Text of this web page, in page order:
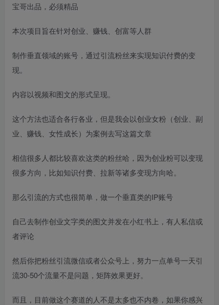
宝哥出品，必须精品
本次项目旨在针对创业、赚钱、创富等人群
制作垂直领域的账号，通过引流粉丝来实现知识付费的变
现。
内容以视频和图文的形式呈现。
这个方法也适合各行各业，但是我会以创业女粉（创业、副
业、赚钱、女性成长）为案例去写这篇文章
相信很多人都比较喜欢这类的粉丝哈，因为创业粉可以变现
很多方向，比如知识付费、拉新等诸多变现方向哈。
那么引流的方式也很简单，做一个垂直类的IP账号
自己去制作创业文字类的图文并发在小红书上，有人私信或
者评论
然后你把粉丝引流微信或者公众号上，努力一点单号一天引
流30-50个流量不是问题，矩阵效果更好。
而且，目前做这个赛道的人不是太多也不内卷，如果你感兴